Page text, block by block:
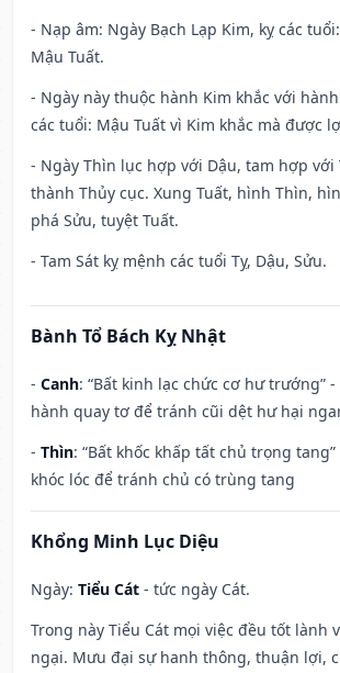
- Nạp âm: Ngày Bạch Lạp Kim, kỵ các
Mậu Tuất.
- Ngày này thuộc hành Kim khắc với
các tuổi: Mậu Tuất vì Kim khắc mà được
- Ngày Thìn lục hợp với Dậu, tam hợp với
thành Thủy cục. Xung Tuất, hình Thìn,
phá Sửu, tuyệt Tuất.
- Tam Sát kỵ mệnh các tuổi Tỵ, Dậu, Sửu.
Bành Tổ Bách Kỵ Nhật
- Canh: “Bất kinh lạc chức cơ hư trướng”
hành quay tơ để tránh cũi dệt hư hại
- Thìn: “Bất khốc khấp tất chủ trọng
khóc lóc để tránh chủ có trùng tang
Khổng Minh Lục Diệu
Ngày: Tiểu Cát - tức ngày Cát.
Trong này Tiểu Cát mọi việc đều tốt lành
ngại. Mưu đại sự hanh thông, thuận lợi,